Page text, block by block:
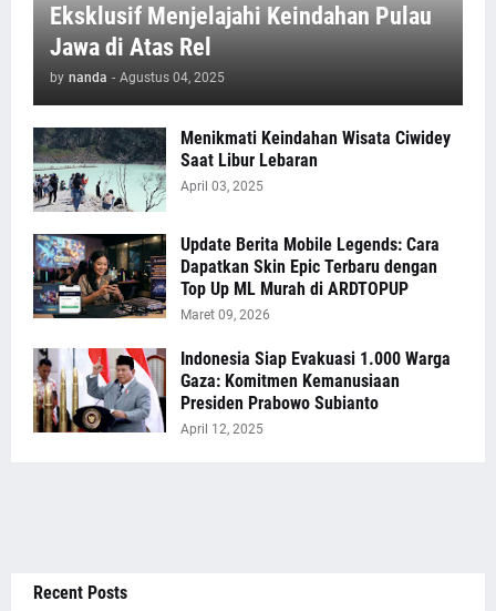
Eksklusif Menjelajahi Keindahan Pulau
Jawa di Atas Rel
by nanda - Agustus 04, 2025
Menikmati Keindahan Wisata Ciwidey
Saat Libur Lebaran
April 03, 2025
Update Berita Mobile Legends: Cara
Dapatkan Skin Epic Terbaru dengan
Top Up ML Murah di ARDTOPUP
Maret 09, 2026
Indonesia Siap Evakuasi 1.000 Warga
Gaza: Komitmen Kemanusiaan
Presiden Prabowo Subianto
April 12, 2025
Recent Posts